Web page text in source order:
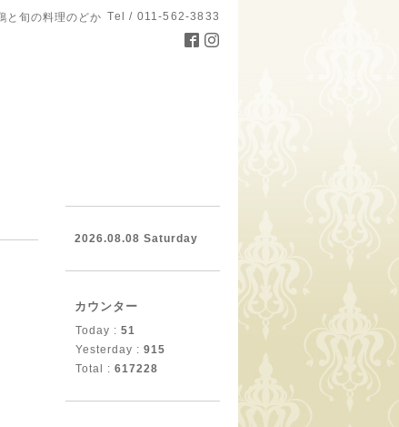
と旬の料理のどか Tel / 011-562-3833
2026.08.08 Saturday
カウンター
Today : 51
Yesterday : 915
Total : 617228